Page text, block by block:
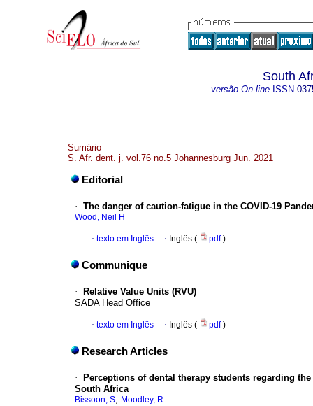
South
versão On-lineISSN
Sumário
S. Afr. dent. j. vol.76 no.5 Johannesburg Jun. 2021
Editorial
· The danger of caution-fatigue in the COVID-19
Wood, Neil H
· texto em Inglês · Inglês ( pdf)
Communique
·
Relative Value Units (RVU)
SADA Head Office
· texto em Inglês · Inglês ( pdf)
Research Articles
·
Perceptions of dental therapy students regarding
South Africa
Bissoon, S; Moodley, R